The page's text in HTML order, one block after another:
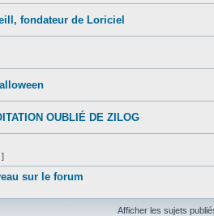
fondateur de Loriciel
OUBLIÉ DE ZILOG
]
sur le forum
Afficher les sujets